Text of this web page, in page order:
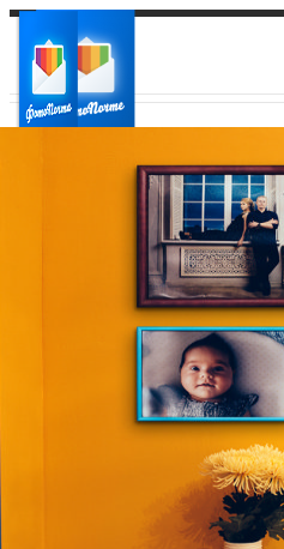
Ваш регион доставки
Выберите из списка: